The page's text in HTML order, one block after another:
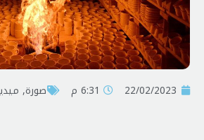
22/02/2023 6:31 م صورة,